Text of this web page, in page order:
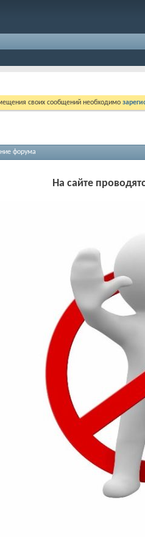
своих сообщений необходимо
форума
На сайте